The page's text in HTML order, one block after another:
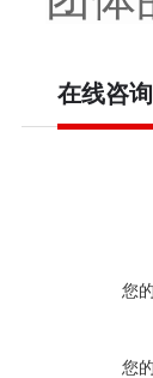
在线咨询
您
您